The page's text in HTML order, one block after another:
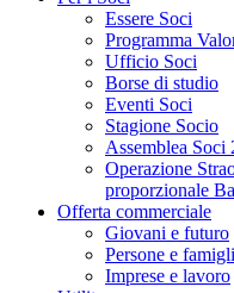
Essere Soci
Programma
Ufficio Soci
Borse di studio
Eventi Soci
Stagione Socio
Assemblea Soci
Operazione
proporzionale
Offerta commerciale
Giovani e futuro
Persone e
Imprese e lavoro